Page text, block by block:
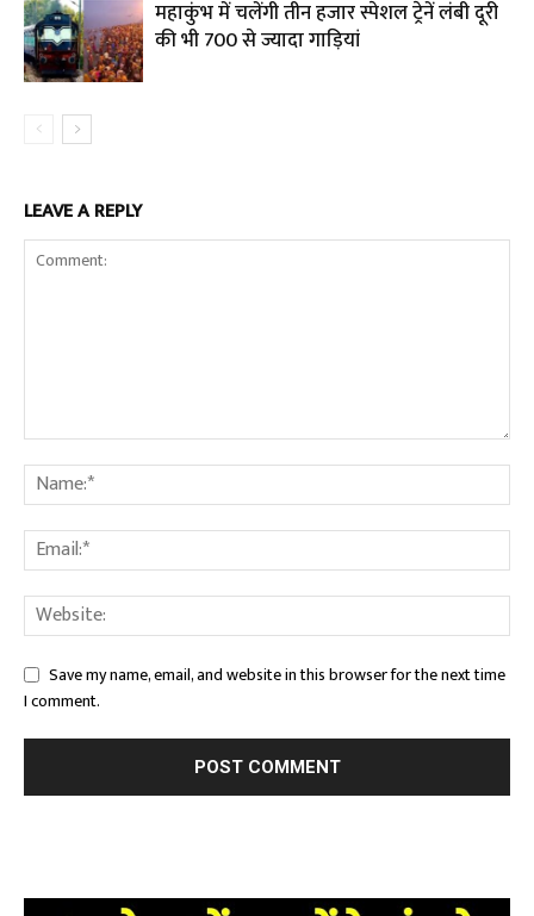
महाकुंभ में चलेंगी तीन हजार स्पेशल ट्रेनें लंबी दूरी
की भी 700 से ज्यादा गाड़ियां
LEAVE A REPLY
Save my name, email, and website in this browser for the next time
I comment.